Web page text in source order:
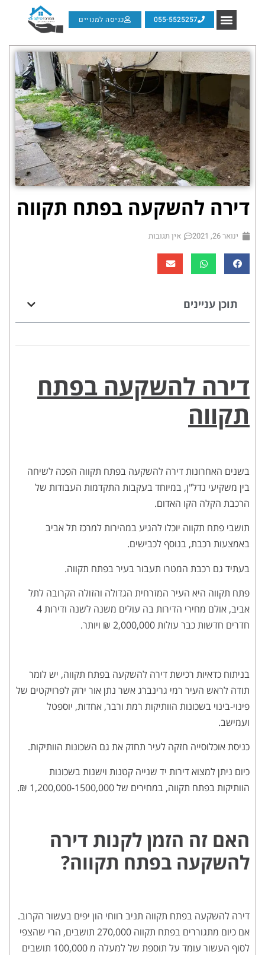
055-5525257 כניסה למנויים
דירה להשקעה בפתח תקווה
ינואר 26, 2021 אין תגובות
תוכן עניינים
דירה להשקעה בפתח
תקווה
בשנים האחרונות דירה להשקעה בפתח תקווה הפכה לשיחה
בין משקיעי נדל"ן, במיוחד בעקבות התקדמות העבודות של
הרכבת הקלה הקו האדום.
תושבי פתח תקווה יוכלו להגיע במהירות למרכז תל אביב
באמצעות רכבת, בנוסף לכבישים.
בעתיד גם רכבת המטרו תעבור בעיר בפתח תקווה.
פתח תקווה היא העיר המזרחית הגדולה והזולה הקרובה לתל
אביב, אולם מחירי הדירות בה עולים משנה לשנה ודירות 4
חדרים חדשות כבר עולות 2,000,000 ₪ ויותר.
בניתוח כדאיות רכישת דירה להשקעה בפתח תקווה, יש לומר
תודה לראש העיר רמי גרינברג אשר נתן אור ירוק לפרויקטים של
פינוי-בינוי בשכונות הוותיקות רמת ורבר, אחדות, יוספטל
ועמישב.
כניסת אוכלוסייה חזקה לעיר תחזק את גם השכונות הוותיקות.
כיום ניתן למצוא דירות יד שנייה קטנות וישנות בשכונות
הוותיקות בפתח תקווה, במחירים של 1,200,000-1500,000 ₪.
האם זה הזמן לקנות דירה
להשקעה בפתח תקווה?
דירה להשקעה בפתח תקווה תניב רווחי הון יפים בעשור הקרוב.
אם כיום מתגוררים בפתח תקווה 270,000 תושבים, הרי שהצפי
לסוף העשור עומד על תוספת של למעלה מ 100,000 תושבים